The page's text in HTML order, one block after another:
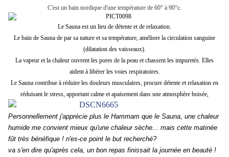
C'est un bain nordique d'une température de 60° à 90°c.
Le Sauna est un lieu de détente et de relaxation.
Le bain de Sauna de par sa nature et sa température, améliore la circulation sanguine
(dilatation des vaisseaux).
La vapeur et la chaleur ouvrent les pores de la peau et chassent les impuretés. Elles
aident à libérer les voies respiratoires.
Le Sauna contribue à réduire les douleurs musculaires, procure détente et relaxation en
réduisant le stress, apportant calme et apaisement dans une atmosphère boisée,
Personnellement j'apprécie plus le Hammam que le Sauna, une chaleur
humide me convient mieux qu'une chaleur sèche... mais cette matinée
fût très bénéfique ! n'es-ce point le but recherché?
va s'en dire qu'après cela, un bon repas finissait la journée en beauté !